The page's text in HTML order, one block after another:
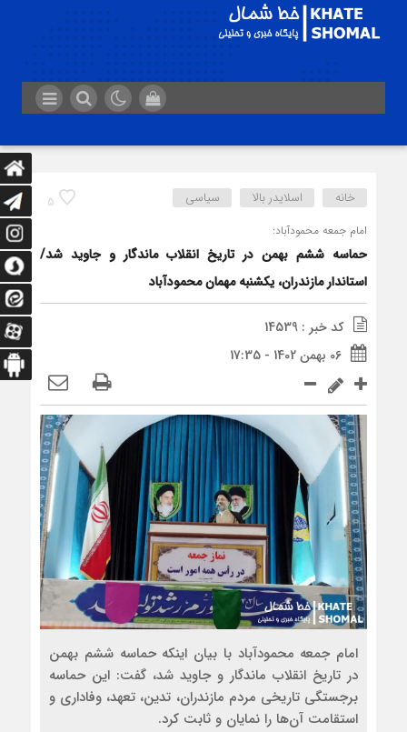
5 خانه اسلایدر بالا سیاسی
امام جمعه محمودآباد:
حماسه ششم بهمن در تاریخ انقلاب ماندگار و جاوید شد/
استاندار مازندران، یکشنبه مهمان محمودآباد
کد خبر : 14539
06 بهمن 1402 - 17:35
امام جمعه محمودآباد با بیان اینکه حماسه ششم بهمن
در تاریخ انقلاب ماندگار و جاوید شد، گفت: این حماسه
برجستگی تاریخی مردم مازندران، تدین، تعهد، وفاداری و
استقامت آن‌ها را نمایان و ثابت کرد.